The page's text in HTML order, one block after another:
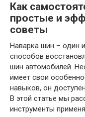
Как
простые и
советы
Наварка шин – один
способов
шин автомобилей.
имеет свои
навыков, он
В этой статье мы
инструменты